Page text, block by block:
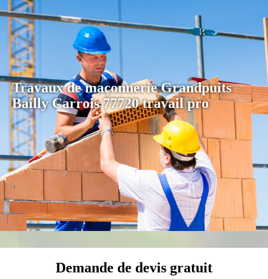
Travaux de maçonnerie Grandpuits
Bailly Carrois 77720 travail pro
Demande de devis gratuit